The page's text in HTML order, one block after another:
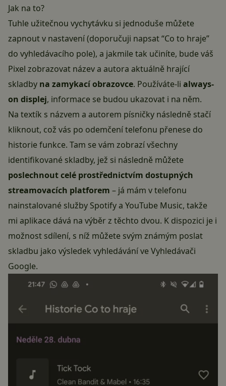
Jak na to?
Tuhle užitečnou vychytávku si jednoduše můžete
zapnout v nastavení (doporučuji napsat “Co to hraje”
do vyhledávacího pole), a jakmile tak učiníte, bude váš
Pixel zobrazovat název a autora aktuálně hrající
skladby na zamykací obrazovce. Používáte-li always-
on displej, informace se budou ukazovat i na něm.
Na textík s názvem a autorem písničky následně stačí
kliknout, což vás po odemčení telefonu přenese do
historie funkce. Tam se vám zobrazí všechny
identifikované skladby, jež si následně můžete
poslechnout celé prostřednictvím dostupných
streamovacích platforem – já mám v telefonu
nainstalované služby Spotify a YouTube Music, takže
mi aplikace dává na výběr z těchto dvou. K dispozici je i
možnost sdílení, s níž můžete svým známým poslat
skladbu jako výsledek vyhledávání ve Vyhledávači
Google.